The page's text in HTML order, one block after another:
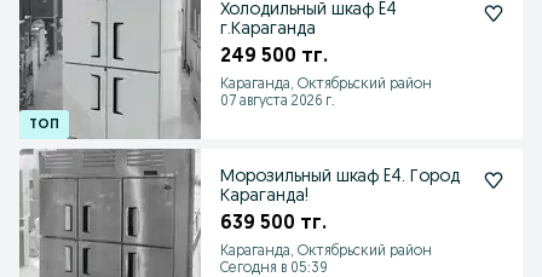
Холодильный шкаф E4
г.Караганда
249 500 тг.
Караганда, Октябрьский район
07 августа 2026 г.
Морозильный шкаф E4. Город
Караганда!
639 500 тг.
Караганда, Октябрьский район
Сегодня в 05:39